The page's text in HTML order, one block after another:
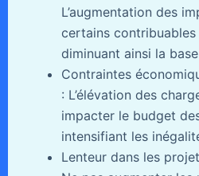
L’augmentation des
certains
diminuant ainsi la
Contraintes
: L’élévation des
impacter le budget
intensifiant les
Lenteur dans les